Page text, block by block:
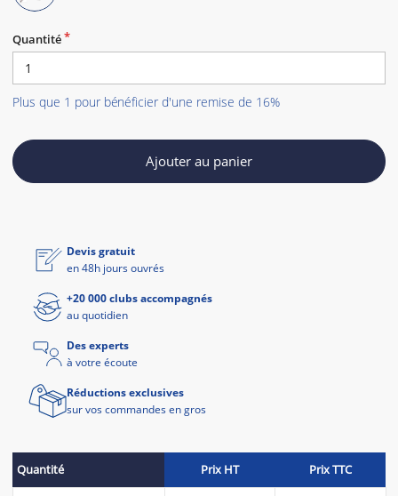
Quantité
Plus que 1 pour bénéficier d'une remise de 16%
Ajouter au panier
Devis gratuit
en 48h jours ouvrés
+20 000 clubs accompagnés
au quotidien
Des experts
à votre écoute
Réductions exclusives
sur vos commandes en gros
Quantité Prix HT Prix TTC